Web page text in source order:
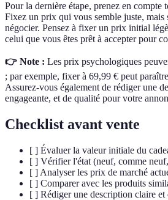
Pour la dernière étape, prenez en compte
Fixez un prix qui vous semble juste, mais
négocier. Pensez à fixer un prix initial
celui que vous êtes prêt à accepter pour
👉 Note : Les prix psychologiques
; par exemple, fixer à 69,99 € peut
Assurez-vous également de rédiger une
engageante, et de qualité pour votre
Checklist avant vente
[ ] Évaluer la valeur initiale du
[ ] Vérifier l'état (neuf, comme
[ ] Analyser les prix de marché
[ ] Comparer avec les produits
[ ] Rédiger une description claire et